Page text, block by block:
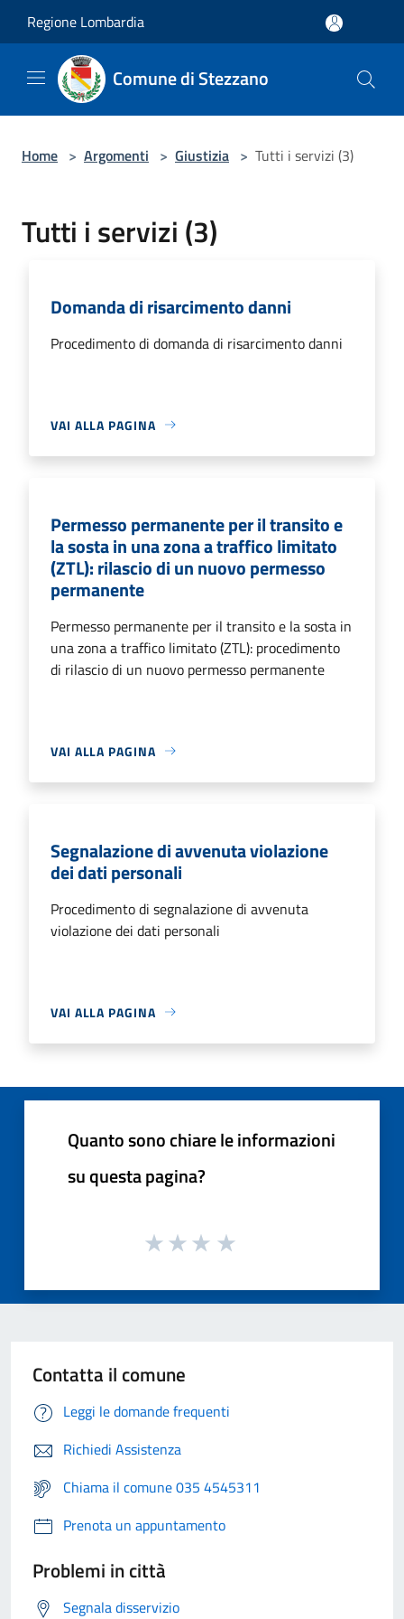
Regione Lombardia
Comune di Stezzano
Home > Argomenti > Giustizia > Tutti i servizi (3)
Tutti i servizi (3)
Domanda di risarcimento danni
Procedimento di domanda di risarcimento danni
VAI ALLA PAGINA
Permesso permanente per il transito e
la sosta in una zona a traffico limitato
(ZTL): rilascio di un nuovo permesso
permanente
Permesso permanente per il transito e la sosta in
una zona a traffico limitato (ZTL): procedimento
di rilascio di un nuovo permesso permanente
VAI ALLA PAGINA
Segnalazione di avvenuta violazione
dei dati personali
Procedimento di segnalazione di avvenuta
violazione dei dati personali
VAI ALLA PAGINA
Quanto sono chiare le informazioni
su questa pagina?
Contatta il comune
Leggi le domande frequenti
Richiedi Assistenza
Chiama il comune 035 4545311
Prenota un appuntamento
Problemi in città
Segnala disservizio